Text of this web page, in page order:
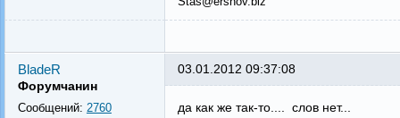
BladeR
Форумчанин
Сообщений: 2760
03.01.2012 09:37:08
да как же так-то.... слов нет...